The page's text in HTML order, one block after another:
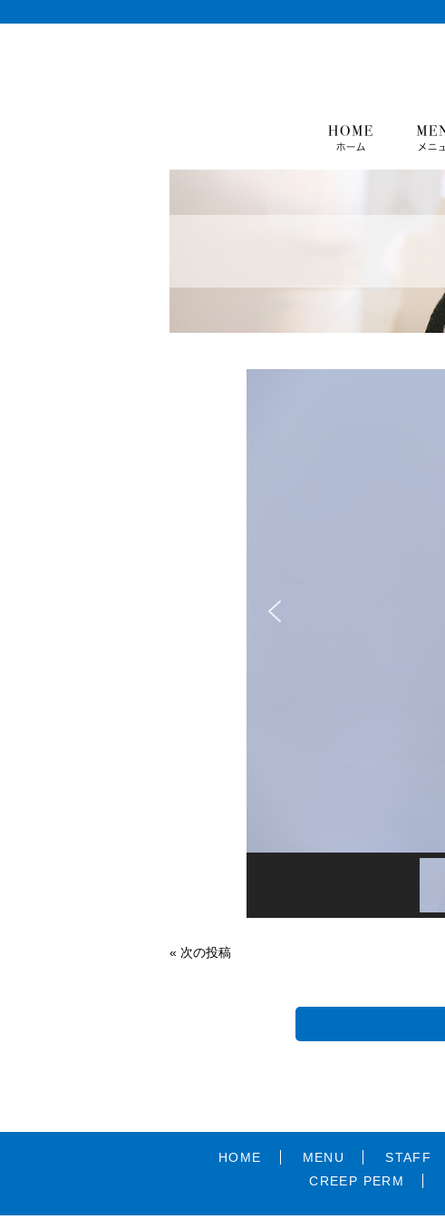
« 次の投稿
HOME MENU STAFF
CREEP PERM